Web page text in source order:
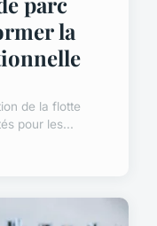
la
de la flotte
pour les...